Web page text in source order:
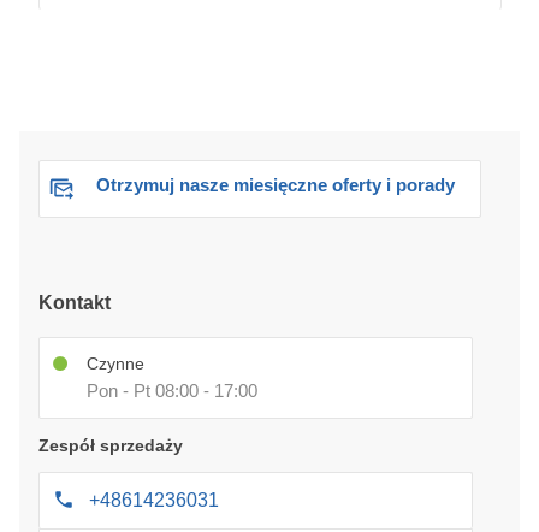
Otrzymuj nasze miesięczne oferty i porady
Kontakt
Czynne
Pon - Pt 08:00 - 17:00
Zespół sprzedaży
+48614236031